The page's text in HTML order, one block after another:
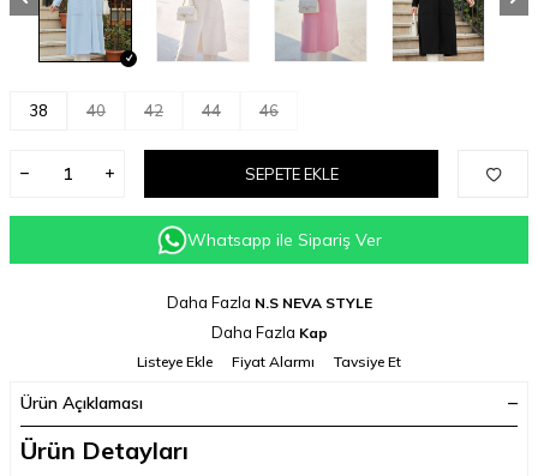
38 40 42 44 46
SEPETE EKLE
Whatsapp ile Sipariş Ver
Daha Fazla N.S NEVA STYLE
Daha Fazla Kap
Listeye Ekle
Fiyat Alarmı Tavsiye Et
Ürün Açıklaması
Ürün Detayları